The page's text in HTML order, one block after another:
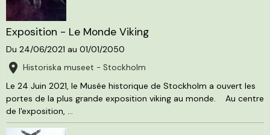
Exposition - Le Monde Viking
Du 24/06/2021 au 01/01/2050
Historiska museet - Stockholm
Le 24 Juin 2021, le Musée historique de Stockholm a ouvert les
portes de la plus grande exposition viking au monde. Au centre
de l'exposition, ...